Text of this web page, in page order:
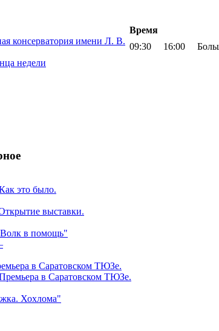
Время
консерватория имени Л. В.
09:30 16:00
недели
это было.
выставки.
в помощь"
в Саратовском ТЮЗе.
Хохлома"